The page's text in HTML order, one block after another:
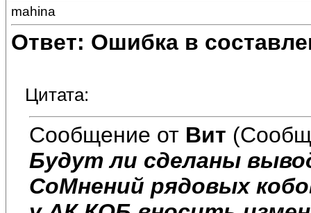
mahina
Ответ: Ошибка в
Цитата:
Сообщение от Вит
Будут ли сделаны
СоМнений рядовых